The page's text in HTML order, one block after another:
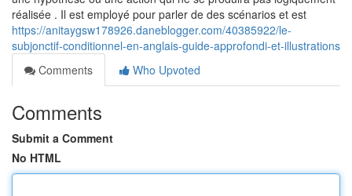
réalisée . Il est employé pour parler de des scénarios et est
https://anitaygsw178926.daneblogger.com/40385922/le-
subjonctif-conditionnel-en-anglais-guide-approfondi-et-illustrations
Comments
Who Upvoted
Comments
Submit a Comment
No HTML